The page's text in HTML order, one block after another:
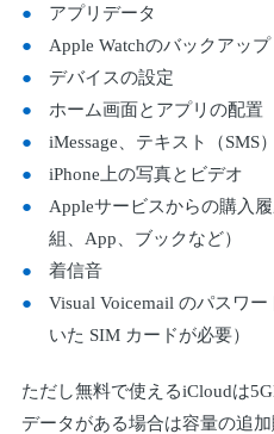
アプリデータ
Apple Watchのバックアップ
デバイスの設定
ホーム画面とアプリの配置
iMessage、テキスト（SMS
iPhone上の写真とビデオ
Appleサービスからの購入
組、App、ブックなど）
着信音
Visual Voicemail のパスワ
いた SIM カードが必要）
ただし無料で使えるiCloudは
データがある場合は容量の追